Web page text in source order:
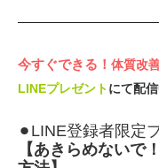
今すぐできる！⁡ 体質改
LINEプレゼントにて配
⚫︎LINE登録者限定
【あきらめないで